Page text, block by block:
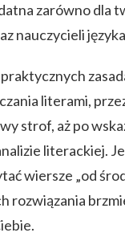
zarówno dla
nauczycieli
literami,
strof, aż po
literackiej.
wiersze „od
rozwiązania